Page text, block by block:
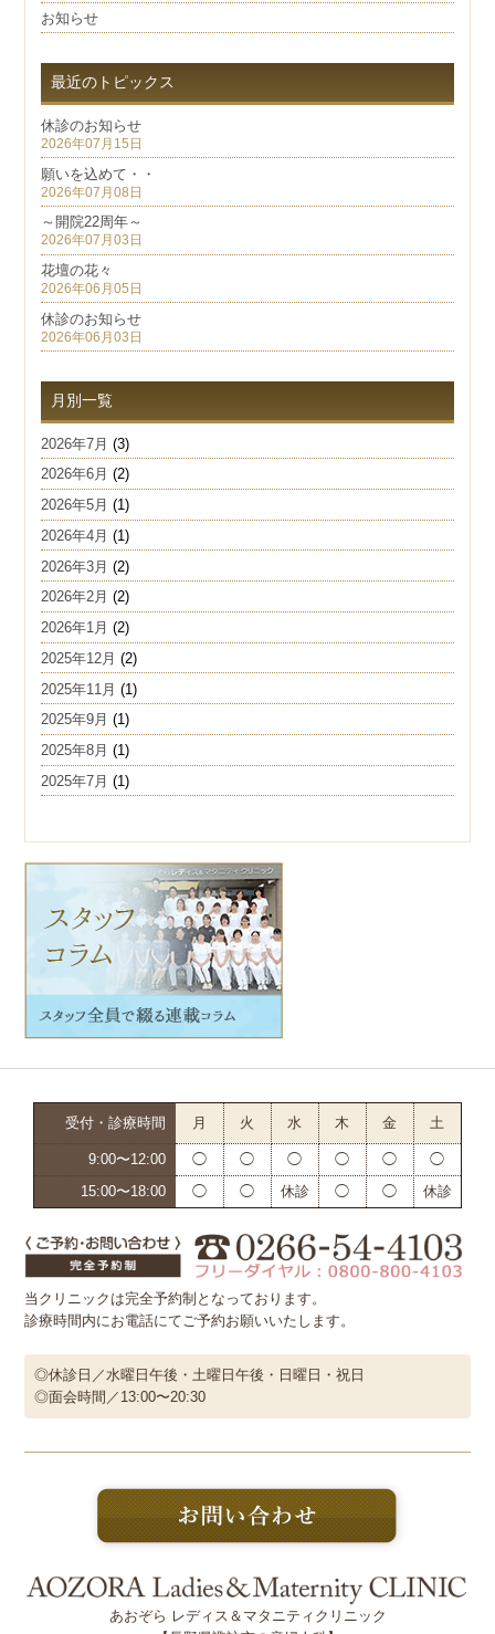
お知らせ
最近のトピックス
休診のお知らせ
2026年07月15日
願いを込めて・・
2026年07月08日
～開院22周年～
2026年07月03日
花壇の花々
2026年06月05日
休診のお知らせ
2026年06月03日
月別一覧
2026年7月 (3)
2026年6月 (2)
2026年5月 (1)
2026年4月 (1)
2026年3月 (2)
2026年2月 (2)
2026年1月 (2)
2025年12月 (2)
2025年11月 (1)
2025年9月 (1)
2025年8月 (1)
2025年7月 (1)
受付・診療時間 月 火 水 木 金 土
9:00〜12:00 ◯ ◯ ◯ ◯ ◯
◯
15:00〜18:00
◯ ◯ 休診 ◯ ◯ 休診
当クリニックは完全予約制となっております。
診療時間内にお電話にてご予約お願いいたします。
◎休診日／水曜日午後・土曜日午後・日曜日・祝日
◎面会時間／13:00〜20:30
あおぞら レディス＆マタニティクリニック